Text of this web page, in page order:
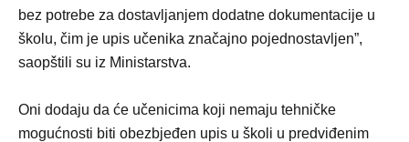
bez potrebe za dostavljanjem dodatne dokumentacije u
školu, čim je upis učenika značajno pojednostavljen”,
saopštili su iz Ministarstva.
Oni dodaju da će učenicima koji nemaju tehničke
mogućnosti biti obezbjeđen upis u školi u predviđenim